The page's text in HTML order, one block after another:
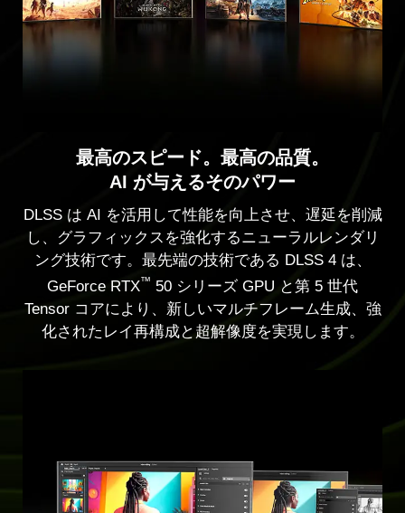
最高のスピード。最高の品質。
AI が与えるそのパワー
DLSS は AI を活用して性能を向上させ、遅延を削減
し、グラフィックスを強化するニューラルレンダリ
ング技術です。最先端の技術である DLSS 4 は、
GeForce RTX™ 50 シリーズ GPU と第 5 世代
Tensor コアにより、新しいマルチフレーム生成、強
化されたレイ再構成と超解像度を実現します。